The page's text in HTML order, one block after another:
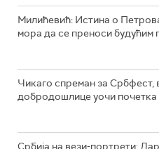
Милићевић: Истина о
мора да се преноси будућим
Чикаго спреман за Србфест,
добродошлице уочи почетка
Србија на вези-портрети: